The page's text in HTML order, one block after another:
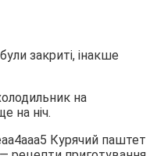
закриті, інакше
на
на ніч.